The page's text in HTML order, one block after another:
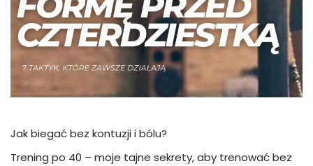
Jak biegać bez kontuzji i bólu?
Trening po 40 – moje tajne sekrety, aby trenować bez